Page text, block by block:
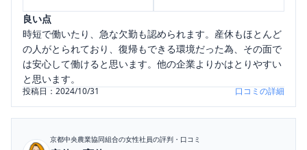
良い点
時短で働いたり、急な欠勤も認められます。産休もほとんど
の人がとられており、復帰もできる環境だった為、その面で
は安心して働けると思います。他の企業よりかはとりやすい
と思います。
投稿日：2024/10/31 口コミの詳細
京都中央農業協同組合の女性社員の評判・口コミ